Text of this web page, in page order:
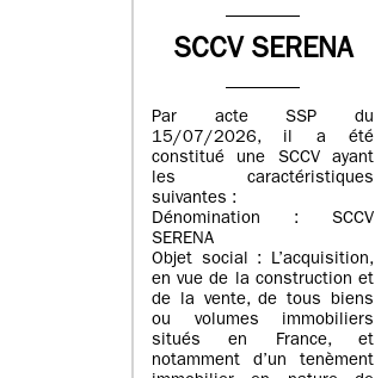
SCCV SERENA
Par acte SSP du
15/07/2026, il a été
constitué une SCCV ayant
les caractéristiques
suivantes :
Dénomination : SCCV
SERENA
Objet social : L’acquisition,
en vue de la construction et
de la vente, de tous biens
ou volumes immobiliers
situés en France, et
notamment d’un tenèment